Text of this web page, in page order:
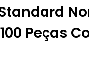
Peças